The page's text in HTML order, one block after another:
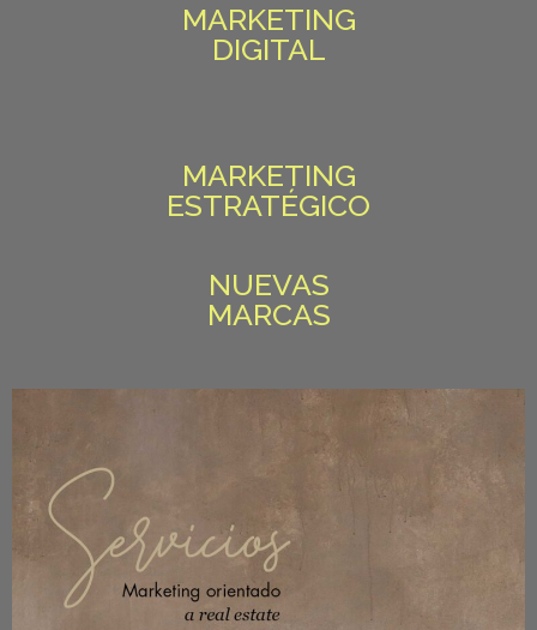
MARKETING
DIGITAL
MARKETING
ESTRATÉGICO
NUEVAS
MARCAS